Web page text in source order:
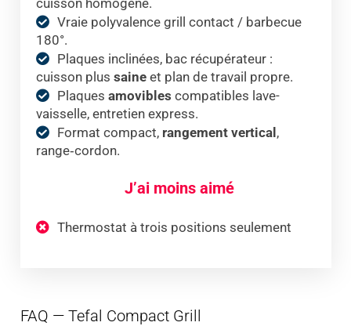
Vraie polyvalence grill contact / barbecue
180°.
Plaques inclinées, bac récupérateur :
cuisson plus saineet plan de travail propre.
Plaques amovibles compatibles lave-
vaisselle, entretien express.
Format compact, rangement vertical,
range‑cordon.
J’ai moins aimé
Thermostat à trois positions seulement
FAQ — Tefal Compact Grill